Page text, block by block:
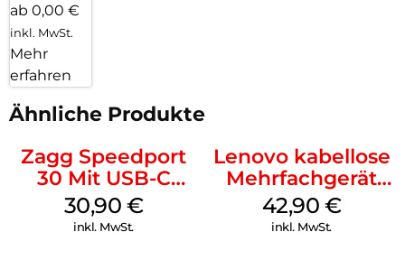
ab 0,00 €
inkl. MwSt.
Mehr
erfahren
Ähnliche Produkte
Zagg Speedport
30 Mit USB-C
Kabel Weiß
30,90 €
inkl. MwSt.
Lenovo kabellose
Mehrfachgerät
Luna Grey
42,90 €
inkl. MwSt.